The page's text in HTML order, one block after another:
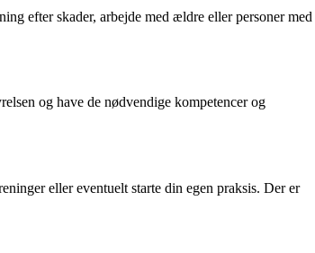
efter skader, arbejde med ældre eller personer med
og have de nødvendige kompetencer og
eller eventuelt starte din egen praksis. Der er